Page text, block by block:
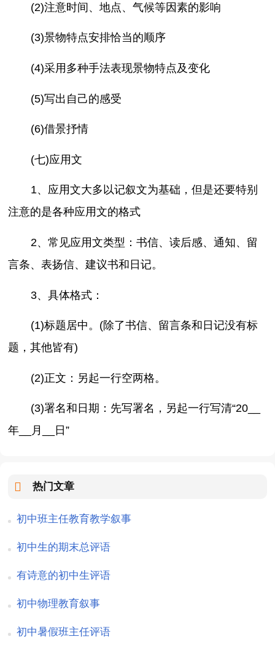
(2)注意时间、地点、气候等因素的影响
(3)景物特点安排恰当的顺序
(4)采用多种手法表现景物特点及变化
(5)写出自己的感受
(6)借景抒情
(七)应用文
1、应用文大多以记叙文为基础，但是还要特别
注意的是各种应用文的格式
2、常见应用文类型：书信、读后感、通知、留
言条、表扬信、建议书和日记。
3、具体格式：
(1)标题居中。(除了书信、留言条和日记没有标
题，其他皆有)
(2)正文：另起一行空两格。
(3)署名和日期：先写署名，另起一行写清“20__
年__月__日”
热门文章
初中班主任教育教学叙事
初中生的期末总评语
有诗意的初中生评语
初中物理教育叙事
初中暑假班主任评语